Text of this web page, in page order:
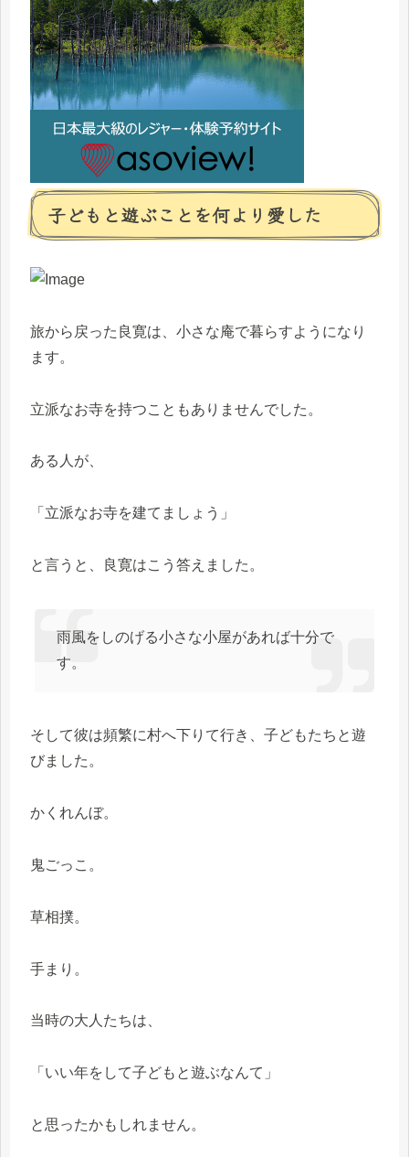
子どもと遊ぶことを何より愛した
旅から戻った良寛は、小さな庵で暮らすようになり
ます。
立派なお寺を持つこともありませんでした。
ある人が、
「立派なお寺を建てましょう」
と言うと、良寛はこう答えました。
雨風をしのげる小さな小屋があれば十分で
す。
そして彼は頻繁に村へ下りて行き、子どもたちと遊
びました。
かくれんぼ。
鬼ごっこ。
草相撲。
手まり。
当時の大人たちは、
「いい年をして子どもと遊ぶなんて」
と思ったかもしれません。